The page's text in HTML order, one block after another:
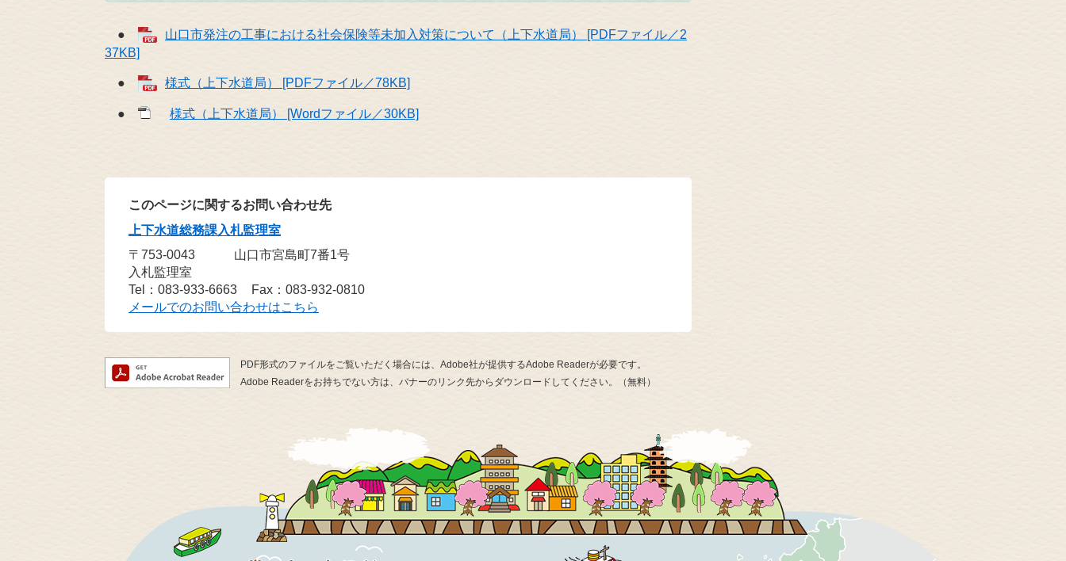
●
山口市発注の工事における社会保険等未加入対策について（上下水道局） [PDFファイル／2
37KB]
● 様式（上下水道局） [PDFファイル／78KB]
● 様式（上下水道局） [Wordファイル／30KB]
このページに関するお問い合わせ先
上下水道総務課入札監理室
〒753-0043
山口市宮島町7番1号
入札監理室
Tel：083-933-6663
Fax：083-932-0810
メールでのお問い合わせはこちら
PDF形式のファイルをご覧いただく場合には、Adobe社が提供するAdobe Readerが必要です。
Adobe Readerをお持ちでない方は、バナーのリンク先からダウンロードしてください。（無料）